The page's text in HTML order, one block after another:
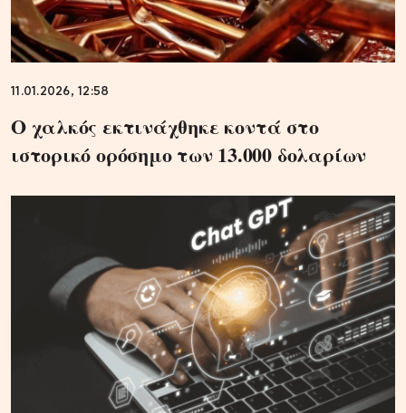
11.01.2026, 12:58
Ο χαλκός εκτινάχθηκε κοντά στο
ιστορικό ορόσημο των 13.000 δολαρίων